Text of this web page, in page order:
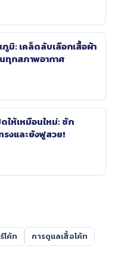
มิ: เคล็ดลับเลือกเสื้อผ้า
ทุกสภาพอากาศ
ให้เหมือนใหม่: ซัก
รงและยังฟูสวย!
โค้ท
การดูแลเสื้อโค้ท